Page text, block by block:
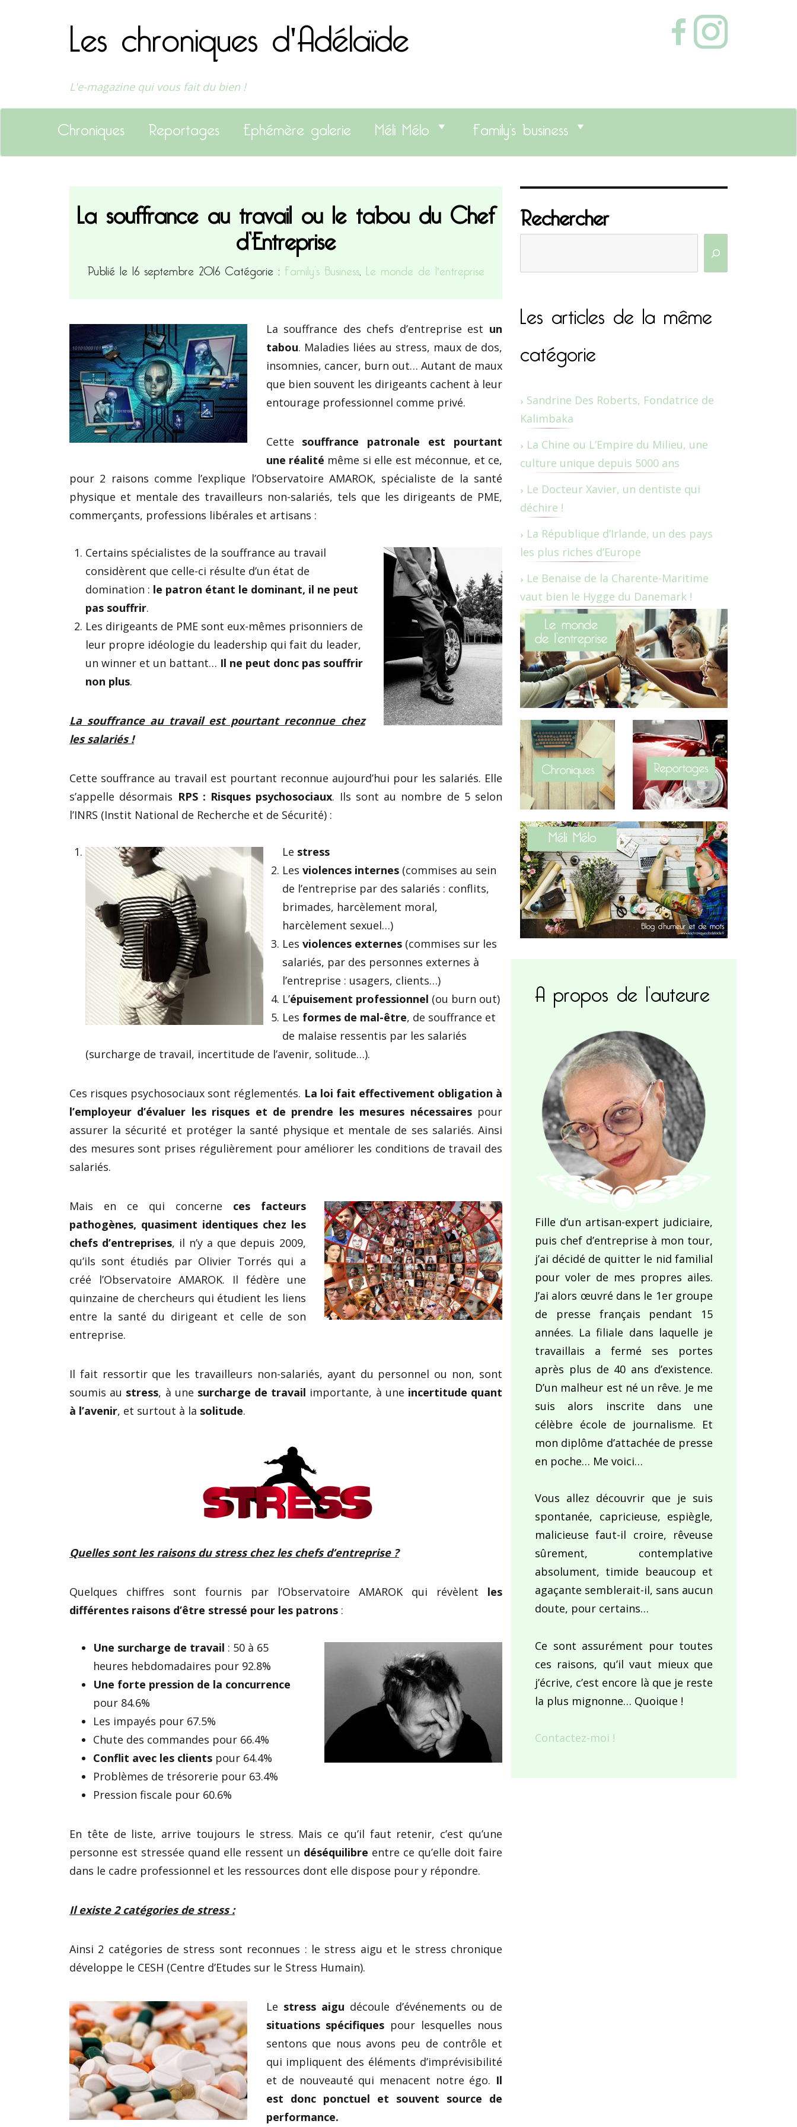
Les chroniques d'Adélaïde
L'e-magazine qui vous fait du bien !
Chroniques Reportages Ephémère galerie Méli Mélo Family’s business
La souffrance au travail ou le tabou du Chef
d’Entreprise
Publié le 16 septembre 2016 Catégorie : Family’s Business, Le monde de l'entreprise
La souffrance des chefs d’entreprise est un
tabou. Maladies liées au stress, maux de dos,
insomnies, cancer, burn out… Autant de maux
que bien souvent les dirigeants cachent à leur
entourage professionnel comme privé.
Cette souffrance patronale est pourtant
une réalité même si elle est méconnue, et ce,
pour 2 raisons comme l’explique l’Observatoire AMAROK, spécialiste de la santé
physique et mentale des travailleurs non-salariés, tels que les dirigeants de PME,
commerçants, professions libérales et artisans :
Certains spécialistes de la souffrance au travail
considèrent que celle-ci résulte d’un état de
domination : le patron étant le dominant, il ne peut
pas souffrir.
Les dirigeants de PME sont eux-mêmes prisonniers de
leur propre idéologie du leadership qui fait du leader,
un winner et un battant… Il ne peut donc pas souffrir
non plus.
La souffrance au travail est pourtant reconnue chez
les salariés !
Cette souffrance au travail est pourtant reconnue aujourd’hui pour les salariés. Elle
s’appelle désormais RPS : Risques psychosociaux. Ils sont au nombre de 5 selon
l’INRS (Instit National de Recherche et de Sécurité) :
Le stress
Les violences internes(commises au sein
de l’entreprise par des salariés : conflits,
brimades, harcèlement moral,
harcèlement sexuel…)
Les violences externes(commises sur les
salariés, par des personnes externes à
l’entreprise : usagers, clients…)
L’épuisement professionnel (ou burn out)
Les formes de mal-être, de souffrance et
de malaise ressentis par les salariés
(surcharge de travail, incertitude de l’avenir, solitude…).
Ces risques psychosociaux sont réglementés. La loi fait effectivement obligation à
l’employeur d’évaluer les risques et de prendre les mesures nécessairespour
assurer la sécurité et protéger la santé physique et mentale de ses salariés. Ainsi
des mesures sont prises régulièrement pour améliorer les conditions de travail des
salariés.
Mais en ce qui concerne ces facteurs
pathogènes, quasiment identiques chez les
chefs d’entreprises, il n’y a que depuis 2009,
qu’ils sont étudiés par Olivier Torrés qui a
créé l’Observatoire AMAROK. Il fédère une
quinzaine de chercheurs qui étudient les liens
entre la santé du dirigeant et celle de son
entreprise.
Il fait ressortir que les travailleurs non-salariés, ayant du personnel ou non, sont
soumis au stress, à une surcharge de travail importante, à une incertitude quant
à l’avenir, et surtout à la solitude.
Quelles sont les raisons du stress chez les chefs d’entreprise ?
Quelques chiffres sont fournis par l’Observatoire AMAROK qui révèlent les
différentes raisons d’être stressé pour les patrons :
Une surcharge de travail : 50 à 65
heures hebdomadaires pour 92.8%
Une forte pression de la concurrence
pour 84.6%
Les impayés pour 67.5%
Chute des commandes pour 66.4%
Conflit avec les clients pour 64.4%
Problèmes de trésorerie pour 63.4%
Pression fiscale pour 60.6%
En tête de liste, arrive toujours le stress. Mais ce qu’il faut retenir, c’est qu’une
personne est stressée quand elle ressent un déséquilibre entre ce qu’elle doit faire
dans le cadre professionnel et les ressources dont elle dispose pour y répondre.
Il existe 2 catégories de stress :
Ainsi 2 catégories de stress sont reconnues : le stress aigu et le stress chronique
développe le CESH (Centre d’Etudes sur le Stress Humain).
Le stress aigu découle d’événements ou de
situations spécifiques pour lesquelles nous
sentons que nous avons peu de contrôle et
qui impliquent des éléments d’imprévisibilité
et de nouveauté qui menacent notre égo. Il
est donc ponctuel et souvent source de
performance.
Rechercher
Les articles de la même
catégorie
Sandrine Des Roberts, Fondatrice de
Kalimbaka
La Chine ou L’Empire du Milieu, une
culture unique depuis 5000 ans
Le Docteur Xavier, un dentiste qui
déchire !
La République d’Irlande, un des pays
les plus riches d’Europe
Le Benaise de la Charente-Maritime
vaut bien le Hygge du Danemark !
A propos de l’auteure
Fille d’un artisan-expert judiciaire,
puis chef d’entreprise à mon tour,
j’ai décidé de quitter le nid familial
pour voler de mes propres ailes.
J’ai alors œuvré dans le 1er groupe
de presse français pendant 15
années. La filiale dans laquelle je
travaillais a fermé ses portes
après plus de 40 ans d’existence.
D’un malheur est né un rêve. Je me
suis alors inscrite dans une
célèbre école de journalisme. Et
mon diplôme d’attachée de presse
en poche… Me voici…
Vous allez découvrir que je suis
spontanée, capricieuse, espiègle,
malicieuse faut-il croire, rêveuse
sûrement, contemplative
absolument, timide beaucoup et
agaçante semblerait-il, sans aucun
doute, pour certains…
Ce sont assurément pour toutes
ces raisons, qu’il vaut mieux que
j’écrive, c’est encore là que je reste
la plus mignonne… Quoique !
Contactez-moi !